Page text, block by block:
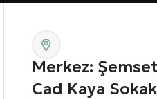
Merkez:
Cad Kaya